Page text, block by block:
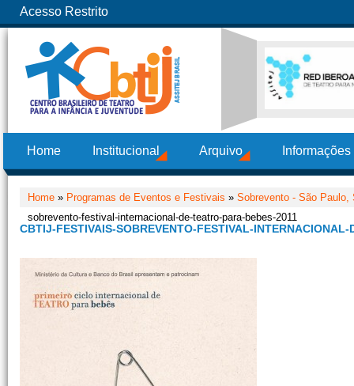
Acesso Restrito
Home Institucional Arquivo
Home » Programas de Eventos e Festivais » Sobrevento - São Paulo,
sobrevento-festival-internacional-de-teatro-para-bebes-2011
CBTIJ-FESTIVAIS-SOBREVENTO-FESTIVAL-